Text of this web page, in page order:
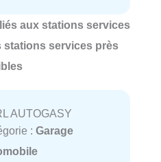
aux stations services
stations services près
AUTOGASY
: Garage